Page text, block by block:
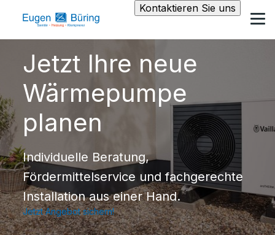
Kontaktieren Sie uns
Jetzt Ihre neue
Wärmepumpe
planen
Individuelle Beratung,
Fördermittelservice und fachgerechte
Installation aus einer Hand.
Jetzt Angebot sichern!